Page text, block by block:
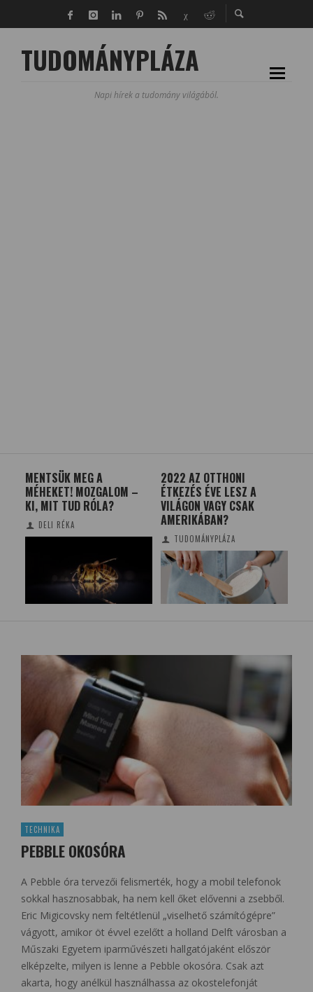
TUDOMÁNYPLÁZA
Napi hírek a tudomány világából.
MENTSÜK MEG A
MÉHEKET! MOZGALOM –
KI, MIT TUD RÓLA?
DELI RÉKA
2022 AZ OTTHONI
ÉTKEZÉS ÉVE LESZ A
VILÁGON VAGY CSAK
AMERIKÁBAN?
TUDOMÁNYPLÁZA
TECHNIKA
PEBBLE OKOSÓRA
A Pebble óra tervezői felismerték, hogy a mobil telefonok
sokkal hasznosabbak, ha nem kell őket elővenni a zsebből.
Eric Migicovsky nem feltétlenül „viselhető számítógépre”
vágyott, amikor öt évvel ezelőtt a holland Delft városban a
Műszaki Egyetem iparművészeti hallgatójaként először
elképzelte, milyen is lenne a Pebble okosóra. Csak azt
akarta, hogy anélkül használhassa az okostelefonját